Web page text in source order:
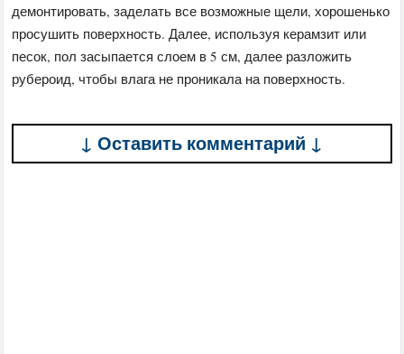
демонтировать, заделать все возможные щели, хорошенько
просушить поверхность. Далее, используя керамзит или
песок, пол засыпается слоем в 5 см, далее разложить
рубероид, чтобы влага не проникала на поверхность.
↓ Оставить комментарий ↓